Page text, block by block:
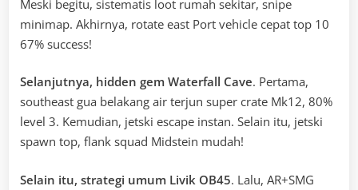
Meski begitu, sistematis loot rumah sekitar, snipe
minimap. Akhirnya, rotate east Port vehicle cepat top 10
67% success!
Selanjutnya, hidden gem Waterfall Cave. Pertama,
southeast gua belakang air terjun super crate Mk12, 80%
level 3. Kemudian, jetski escape instan. Selain itu, jetski
spawn top, flank squad Midstein mudah!
Selain itu, strategi umum Livik OB45. Lalu, AR+SMG